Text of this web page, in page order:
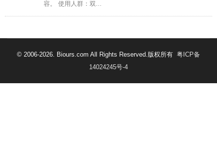
容。 使用人群：双...
© 2006-2026. Biours.com All Rights Reserved.版权所有 粤ICP备
14024245号-4